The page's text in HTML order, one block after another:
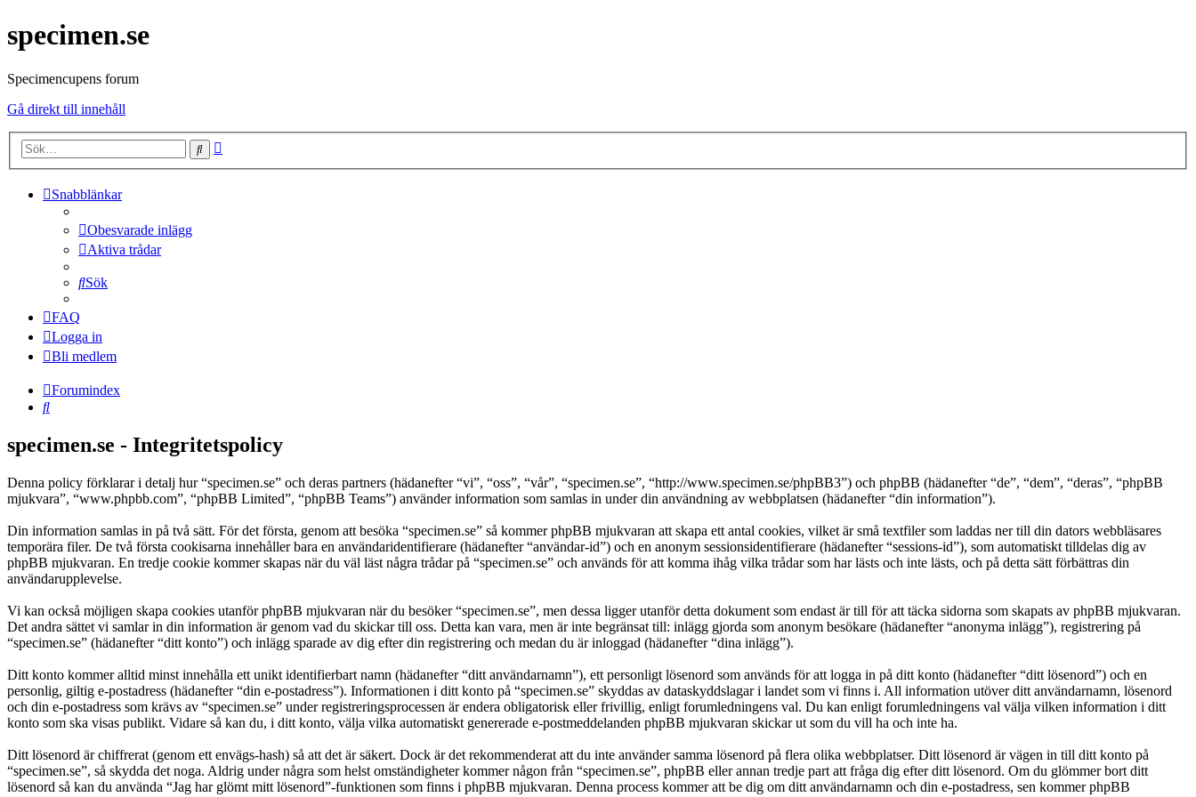
specimen.se
Specimencupens forum
Gå direkt till innehåll
Sök
Snabblänkar
Obesvarade inlägg
Aktiva trådar
Sök
FAQ
Logga in
Bli medlem
Forumindex
Sök
specimen.se - Integritetspolicy
Denna policy förklarar i detalj hur “specimen.se” och deras partners (hädanefter “vi”, “oss”, “vår”, “specimen.se”, “http://www.specimen.se/phpBB3”) och phpBB (hädanefter “de”, “dem”, “deras”, “phpBB
mjukvara”, “www.phpbb.com”, “phpBB Limited”, “phpBB Teams”) använder information som samlas in under din användning av webbplatsen (hädanefter “din information”).
Din information samlas in på två sätt. För det första, genom att besöka “specimen.se” så kommer phpBB mjukvaran att skapa ett antal cookies, vilket är små textfiler som laddas ner till din dators webbläsares
temporära filer. De två första cookisarna innehåller bara en användaridentifierare (hädanefter “användar-id”) och en anonym sessionsidentifierare (hädanefter “sessions-id”), som automatiskt tilldelas dig av
phpBB mjukvaran. En tredje cookie kommer skapas när du väl läst några trådar på “specimen.se” och används för att komma ihåg vilka trådar som har lästs och inte lästs, och på detta sätt förbättras din
användarupplevelse.
Vi kan också möjligen skapa cookies utanför phpBB mjukvaran när du besöker “specimen.se”, men dessa ligger utanför detta dokument som endast är till för att täcka sidorna som skapats av phpBB mjukvaran.
Det andra sättet vi samlar in din information är genom vad du skickar till oss. Detta kan vara, men är inte begränsat till: inlägg gjorda som anonym besökare (hädanefter “anonyma inlägg”), registrering på
“specimen.se” (hädanefter “ditt konto”) och inlägg sparade av dig efter din registrering och medan du är inloggad (hädanefter “dina inlägg”).
Ditt konto kommer alltid minst innehålla ett unikt identifierbart namn (hädanefter “ditt användarnamn”), ett personligt lösenord som används för att logga in på ditt konto (hädanefter “ditt lösenord”) och en
personlig, giltig e-postadress (hädanefter “din e-postadress”). Informationen i ditt konto på “specimen.se” skyddas av dataskyddslagar i landet som vi finns i. All information utöver ditt användarnamn, lösenord
och din e-postadress som krävs av “specimen.se” under registreringsprocessen är endera obligatorisk eller frivillig, enligt forumledningens val. Du kan enligt forumledningens val välja vilken information i ditt
konto som ska visas publikt. Vidare så kan du, i ditt konto, välja vilka automatiskt genererade e-postmeddelanden phpBB mjukvaran skickar ut som du vill ha och inte ha.
Ditt lösenord är chiffrerat (genom ett envägs-hash) så att det är säkert. Dock är det rekommenderat att du inte använder samma lösenord på flera olika webbplatser. Ditt lösenord är vägen in till ditt konto på
“specimen.se”, så skydda det noga. Aldrig under några som helst omständigheter kommer någon från “specimen.se”, phpBB eller annan tredje part att fråga dig efter ditt lösenord. Om du glömmer bort ditt
lösenord så kan du använda “Jag har glömt mitt lösenord”-funktionen som finns i phpBB mjukvaran. Denna process kommer att be dig om ditt användarnamn och din e-postadress, sen kommer phpBB